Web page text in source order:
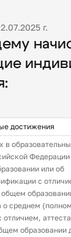
г.
достижения
в
Федерации
или об
с
о среднем
образовании